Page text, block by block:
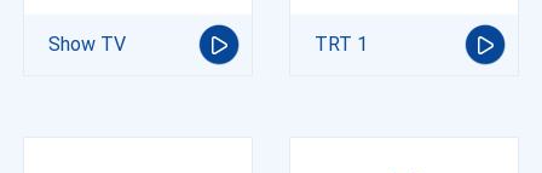
Show TV TRT 1